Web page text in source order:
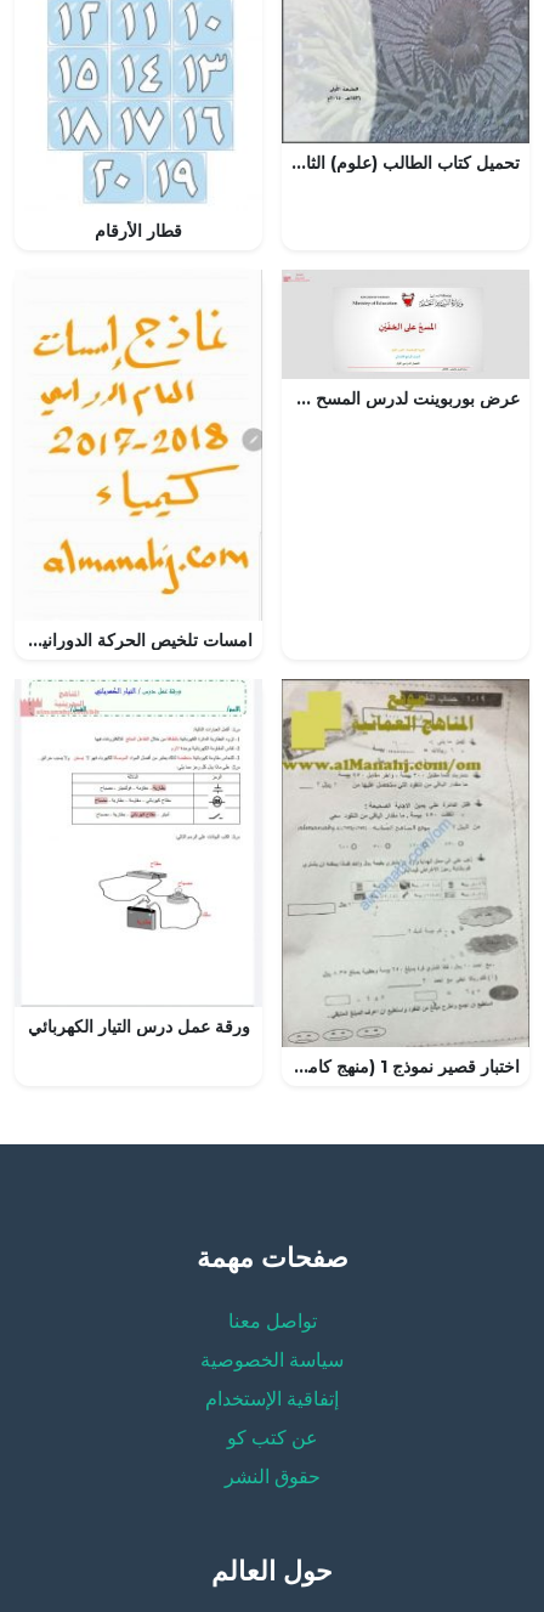
تحميل كتاب الطالب (علوم) الثامن
قطار الأرقام
عرض بوربوينت لدرس المسح على الخفين
امسات تلخيص الحركة الدورانية, (فيزياء) الثاني عشر المتقدم
اختبار قصير نموذج 1 (منهج كامبردج) (رياضيات) الثالث
ورقة عمل درس التيار الكهربائي
صفحات مهمة
تواصل معنا
سياسة الخصوصية
إتفاقية الإستخدام
عن كتب كو
حقوق النشر
حول العالم